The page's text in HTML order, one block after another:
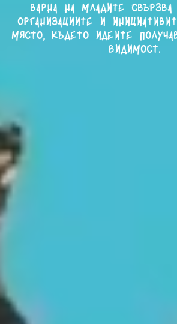
Варна на младите
организациите и
място, където идеите
видимост.